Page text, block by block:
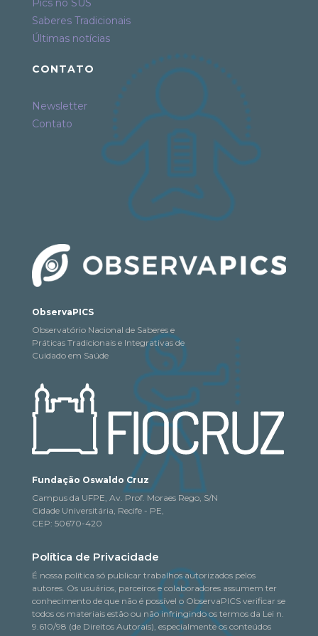
Pics no SUS
Saberes Tradicionais
Últimas notícias
CONTATO
Newsletter
Contato
ObservaPICS
Observatório Nacional de Saberes e
Práticas Tradicionais e Integrativas de
Cuidado em Saúde
Fundação Oswaldo Cruz
Campus da UFPE, Av. Prof. Moraes Rego, S/N
Cidade Universitária, Recife - PE,
CEP: 50670-420
Política de Privacidade
É nossa política só publicar trabalhos autorizados pelos
autores. Os usuários, parceiros e colaboradores assumem ter
conhecimento de que não é possível o ObservaPICS verificar se
todos os materiais estão ou não infringindo os termos da Lei n.
9.610/98 (de Direitos Autorais), especialmente os conteúdos